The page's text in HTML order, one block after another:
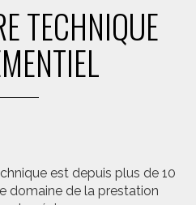
TECHNIQUE
est depuis plus de 10
domaine de la prestation